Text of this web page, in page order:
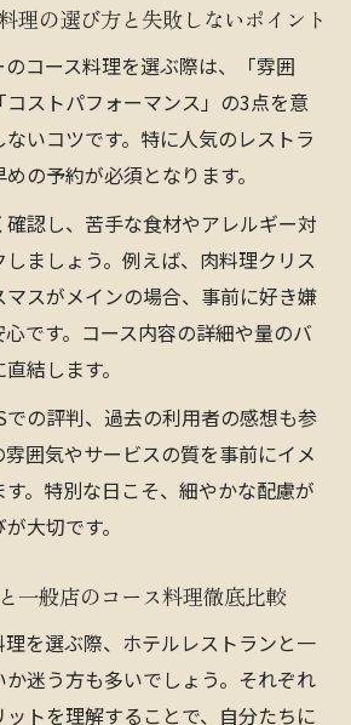
トナーと楽しむコース料理の過
ならではのコース料理演出ポイ
で味わう聖夜ならではの特別感
料理ならクリスマスがもっと特
ース料理でクリスマスの夜を格
コース料理で感じる非日常の体
の盛り付けが魅力的なクリスマ
に映えるコース料理の選び方を
ナー予約のベストなタイミング
理の選び方と失敗しないポイント
コース料理を選ぶ際は、「雰囲
ストパフォーマンス」の3点を意
いコツです。特に人気のレストラ
の予約が必須となります。
認し、苦手な食材やアレルギー対
ましょう。例えば、肉料理クリス
スがメインの場合、事前に好き嫌
です。コース内容の詳細や量のバ
結します。
での評判、過去の利用者の感想も参
囲気やサービスの質を事前にイメ
。特別な日こそ、細やかな配慮が
大切です。
一般店のコース料理徹底比較
を選ぶ際、ホテルレストランと一
迷う方も多いでしょう。それぞれ
トを理解することで、自分たちに